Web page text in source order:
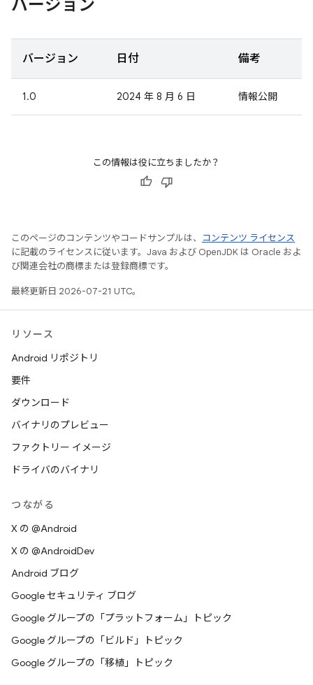
バージョン
バージョン 日付 備考
1.0 2024 年 8 月 6 日 情報公開
この情報は役に立ちましたか？
このページのコンテンツやコードサンプルは、
コンテンツ ライセンス
に記載のライセンスに従います。Java および OpenJDK は Oracle およ
び関連会社の商標または登録商標です。
最終更新日 2026-07-21 UTC。
リソース
Android リポジトリ
要件
ダウンロード
バイナリのプレビュー
ファクトリー イメージ
ドライバのバイナリ
つながる
X の @Android
X の @AndroidDev
Android ブログ
Google セキュリティ ブログ
Google グループの「プラットフォーム」トピック
Google グループの「ビルド」トピック
Google グループの「移植」トピック